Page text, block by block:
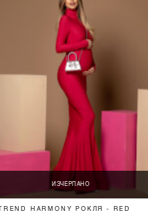
ИЗЧЕРПАНО
TREND HARMONY РОКЛЯ - RED